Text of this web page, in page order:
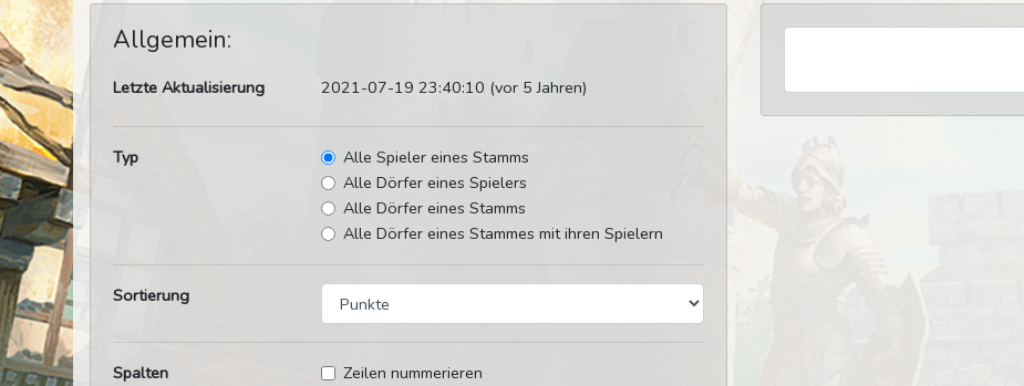
Allgemein:
Letzte Aktualisierung 2021-07-19 23:40:10 (vor 5 Jahren)
Typ
Alle Spieler eines Stamms
Alle Dörfer eines Spielers
Alle Dörfer eines Stamms
Alle Dörfer eines Stammes mit ihren Spielern
Sortierung
Spalten
Zeilen nummerieren